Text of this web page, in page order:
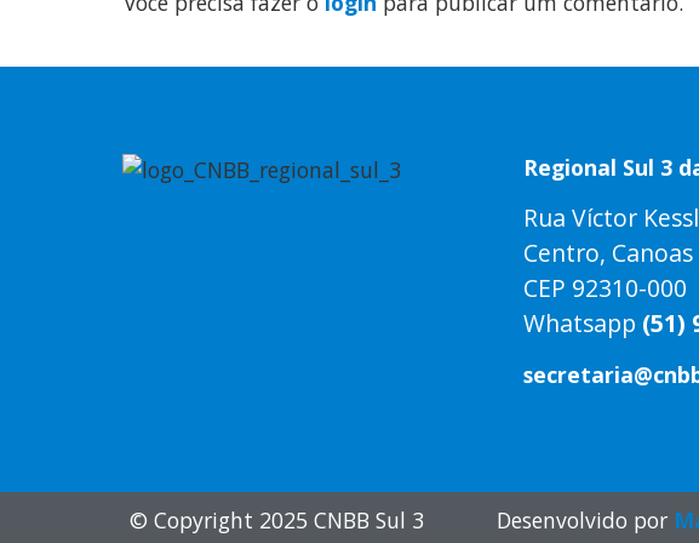
Regional Sul 3
Rua Víctor
Centro, Canoas
CEP 92310-000
Whatsapp (51)
© Copyright 2025 CNBB Sul 3 Desenvolvido por